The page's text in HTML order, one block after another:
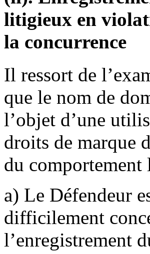
litigieux en
la concurrence
Il ressort de
que le nom de
l’objet d’une
droits de marque
du
a) Le Défendeur
difficilement
l’enregistrement